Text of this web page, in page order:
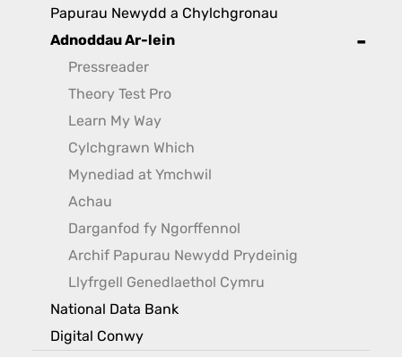
Papurau Newydd a Chylchgronau
Adnoddau Ar-lein
Pressreader
Theory Test Pro
Learn My Way
Cylchgrawn Which
Mynediad at Ymchwil
Achau
Darganfod fy Ngorffennol
Archif Papurau Newydd Prydeinig
Llyfrgell Genedlaethol Cymru
National Data Bank
Digital Conwy